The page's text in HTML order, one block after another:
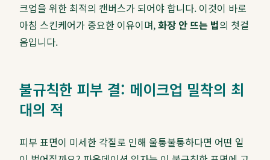
크업을 위한 최적의 캔버스가 되어야 합니다. 이것이 바로
아침 스킨케어가 중요한 이유이며,화장 안 뜨는 법의 첫걸
음입니다.
불규칙한 피부 결: 메이크업 밀착의 최
대의 적
피부 표면이 미세한 각질로 인해 울퉁불퉁하다면 어떤 일